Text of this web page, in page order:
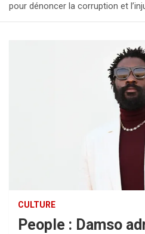
pour dénoncer la corruption et
CULTURE
People : Damso